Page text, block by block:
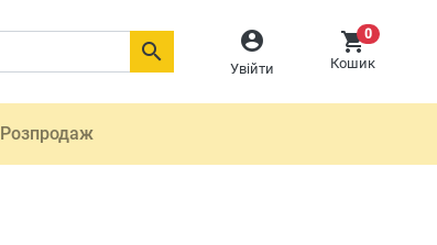

Увійти
0
Кошик

Розпродаж